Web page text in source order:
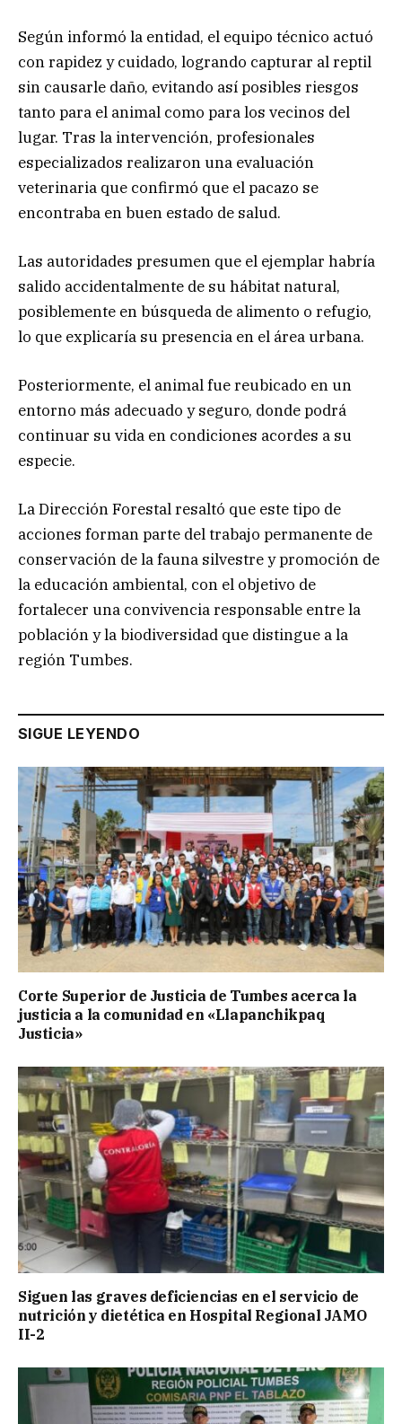
Según informó la entidad, el equipo técnico actuó
con rapidez y cuidado, logrando capturar al reptil
sin causarle daño, evitando así posibles riesgos
tanto para el animal como para los vecinos del
lugar. Tras la intervención, profesionales
especializados realizaron una evaluación
veterinaria que confirmó que el pacazo se
encontraba en buen estado de salud.
Las autoridades presumen que el ejemplar habría
salido accidentalmente de su hábitat natural,
posiblemente en búsqueda de alimento o refugio,
lo que explicaría su presencia en el área urbana.
Posteriormente, el animal fue reubicado en un
entorno más adecuado y seguro, donde podrá
continuar su vida en condiciones acordes a su
especie.
La Dirección Forestal resaltó que este tipo de
acciones forman parte del trabajo permanente de
conservación de la fauna silvestre y promoción de
la educación ambiental, con el objetivo de
fortalecer una convivencia responsable entre la
población y la biodiversidad que distingue a la
región Tumbes.
SIGUE LEYENDO
Corte Superior de Justicia de Tumbes acerca la
justicia a la comunidad en «Llapanchikpaq
Justicia»
Siguen las graves deficiencias en el servicio de
nutrición y dietética en Hospital Regional JAMO
II-2